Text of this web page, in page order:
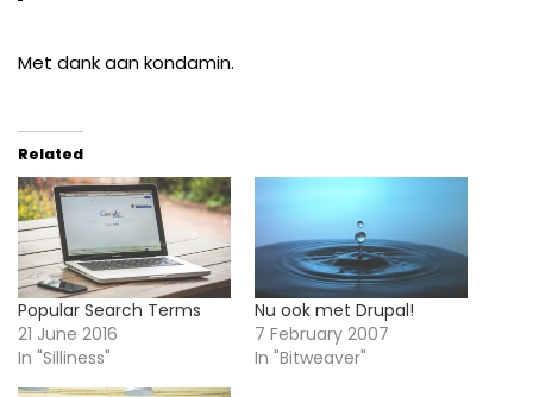
Met dank aan kondamin.
Related
Popular Search Terms
21 June 2016
In "Silliness"
Nu ook met Drupal!
7 February 2007
In "Bitweaver"